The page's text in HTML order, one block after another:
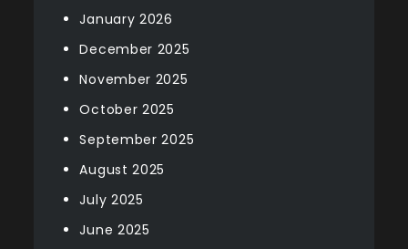
January 2026
December 2025
November 2025
October 2025
September 2025
August 2025
July 2025
June 2025